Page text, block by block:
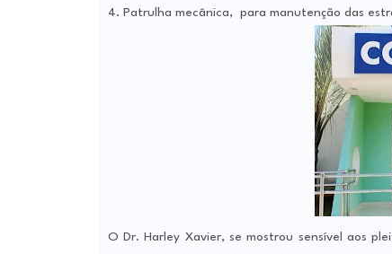
4. Patrulha mecânica, para manutenção das
O Dr. Harley Xavier, se mostrou sensível aos